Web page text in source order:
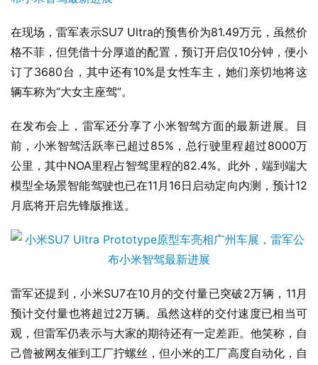
在现场，雷军表示SU7 Ultra的预售价为81.49万元，虽然价
格不菲，但凭借十分厚道的配置，预订开启仅10分钟，便小
订了3680台，其中还有10%是女性车主，她们亲切地将这
辆车称为“大女主座驾”。
在发布会上，雷军还分享了小米智驾方面的最新进展。目
前，小米智驾活跃率已超过85%，总行驶里程超过8000万
公里，其中NOA里程占智驾里程的82.4%。此外，端到端大
模型全场景智能驾驶也已在11月16日启动定向内测，预计12
月底将开启先锋版推送。
雷军还提到，小米SU7在10月的交付量已突破2万辆，11月
预计交付量也将超过2万辆。虽然这样的交付速度已相当可
观，但雷军仍表示与大家的期待还有一定差距。他笑称，自
己曾被网友催到工厂拧螺丝，但小米的工厂高度自动化，自